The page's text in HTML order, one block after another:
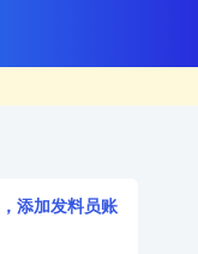
，添加发料员账